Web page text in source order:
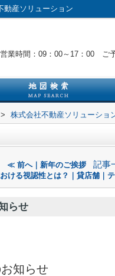
動産ソリューション
営業時間：09：00～17：00 ご
> 株式会社不動産ソリューショ
≪ 前へ｜新年のご挨拶 記事
ける視認性とは？｜貸店舗｜
らせ
知らせ